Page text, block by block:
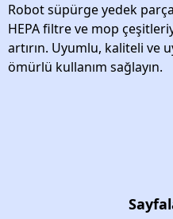
Robot süpürge yedek
HEPA filtre ve mop
artırın. Uyumlu, kaliteli ve
ömürlü kullanım sağlayın.